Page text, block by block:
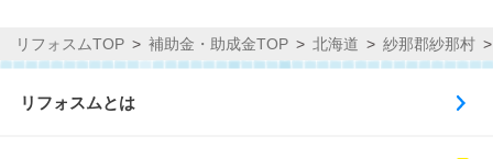
リフォスムTOP 補助金・助成金TOP 北海道 紗那郡紗那村
リフォスムとは